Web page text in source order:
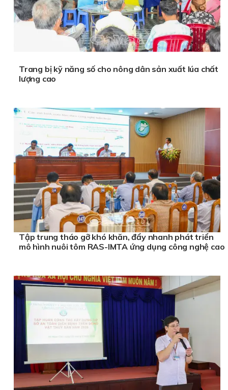
Trang bị kỹ năng số cho nông dân sản xuất lúa chất
lượng cao
Tập trung tháo gỡ khó khăn, đẩy nhanh phát triển
mô hình nuôi tôm RAS-IMTA ứng dụng công nghệ cao